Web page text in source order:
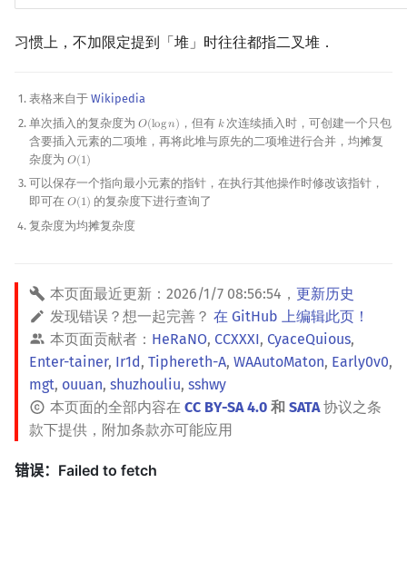
狄利克雷卷积
莫比乌斯反演
Powerful Number 筛
Min_25 筛
Meissel–Lehmer 算法
连分数
Stern–Brocot 树与 Farey
拟阵
Berlekamp–Massey 算法
图的着色
网络流
图的匹配
Prüfer 序列
矩阵树定理
LGV 引理
最大团搜索算法
支配树
图上随机游走
习惯上，不加限定提到「堆」时往往都指二叉堆．
表格来自于 Wikipedia
单次插入的复杂度为 𝑂(log𝑛)
O(logn) ，但有 𝑘
k次连续插入时，可创建一个只包
含要插入元素的二项堆，再将此堆与原先的二项堆进行合并，均摊复
杂度为 𝑂(1)
O( 1)
可以保存一个指向最小元素的指针，在执行其他操作时修改该指针，
即可在 𝑂(1)
O(1) 的复杂度下进行查询了
复杂度为均摊复杂度
本页面最近更新： 2026/1/7 08:56:54 ， 更新历史
发现错误？想一起完善？ 在 GitHub 上编辑此页！
本页面贡献者： HeRaNO, CCXXXI, CyaceQuious,
Enter-tainer, Ir1d, Tiphereth-A, WAAutoMaton, Early0v0,
mgt, ouuan, shuzhouliu, sshwy
本页面的全部内容在 CC BY-SA 4.0 和 SATA协议之条
款下提供，附加条款亦可能应用